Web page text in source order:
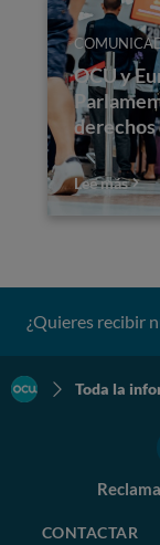
OCU y
derechos
Lee más
¿Quieres recibir
Toda la
CONTACTAR